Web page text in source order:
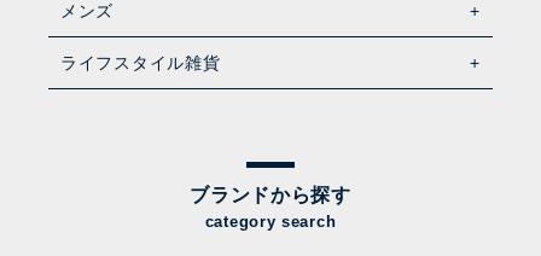
メンズ
ライフスタイル雑貨
ブランドから探す
category search